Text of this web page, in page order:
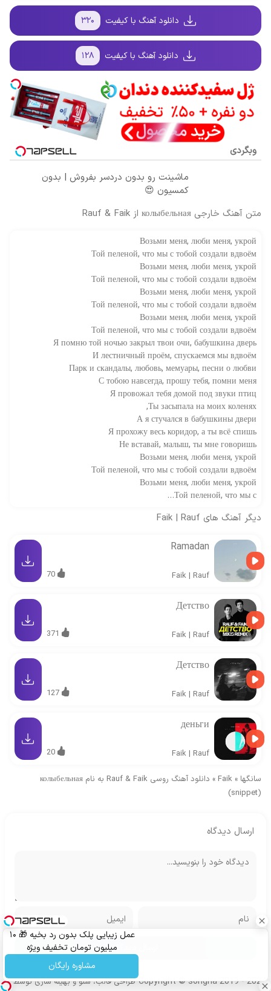
دانلود آهنگ با کیفیت ۳۲۰
دانلود آهنگ با کیفیت ۱۲۸
وبگردی
ماشینت رو بدون دردسر بفروش | بدون
کمسیون 😍
متن آهنگ خارجی колыбельная از Rauf & Faik
Возьми меня, люби меня, укрой
Той пеленой, что мы с тобой создали вдвоём
Возьми меня, люби меня, укрой
Той пеленой, что мы с тобой создали вдвоём
Возьми меня, люби меня, укрой
Той пеленой, что мы с тобой создали вдвоём
Возьми меня, люби меня, укрой
Той пеленой, что мы с тобой создали вдвоём
Я помню той ночью закрыл твои очи, бабушкина дверь
И лестничный проём, спускаемся мы вдвоём
Парк и скандалы, любовь, мемуары, песни о любви
С тобою навсегда, прошу тебя, помни меня
Я провожал тебя домой под звуки птиц
Ты засыпала на моих коленях,
А я стучался в бабушкины двери
Я прохожу весь коридор, а ты всё спишь
Не вставай, малыш, ты мне говоришь
Возьми меня, люби меня, укрой
Той пеленой, что мы с тобой создали вдвоём
Возьми меня, люби меня, укрой
Той пеленой, что мы с…
دیگر آهنگ های Faik | Rauf
Ramadan
Faik | Rauf
70
Детство
Faik | Rauf
371
Детство
Faik | Rauf
127
деньги
Faik | Rauf
20
سانگها »
Faik
»
دانلود آهنگ روسی Rauf & Faik به نام колыбельная
(snippet)
ارسال دیدگاه
عمل زیبایی پلک بدون رد بخیه 🎁 ۱۰
میلیون تومان تخفیف ویژه
مشاوره رایگان
Copyright © songha 2019 - 2024 طراحی قالب، سئو و بهینه سازی توسط